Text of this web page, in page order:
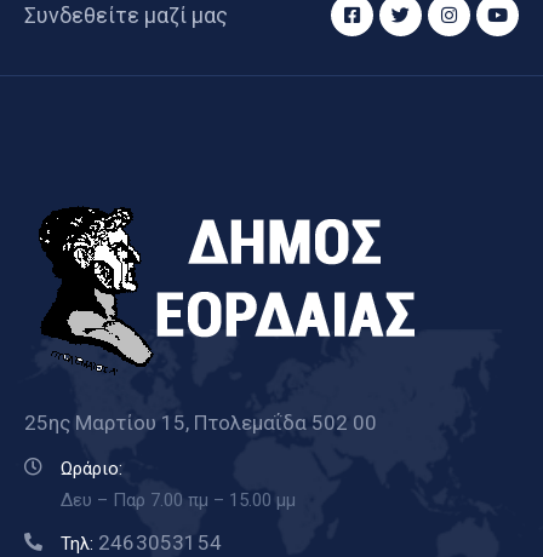
Συνδεθείτε μαζί μας
25ης Μαρτίου 15, Πτολεμαΐδα 502 00
Ωράριο:
Δευ – Παρ 7.00 πμ – 15.00 μμ
Τηλ: 2463053154